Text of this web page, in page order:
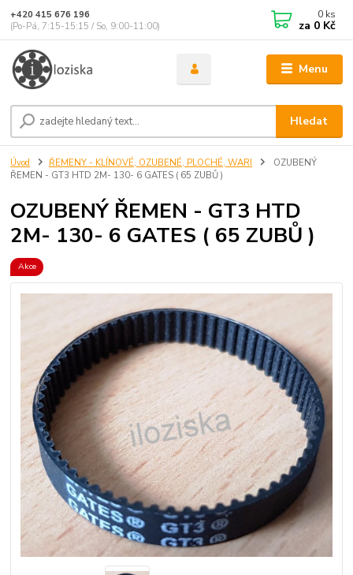
Menu
Hledat
+420 415 676 196
(Po-Pá, 7:15-15:15 / So, 9:00-11:00)
0 ks
za 0 Kč
Úvod ŘEMENY - KLÍNOVÉ, OZUBENÉ, PLOCHÉ, WARI
OZUBENÝ
ŘEMEN - GT3 HTD 2M- 130- 6 GATES ( 65 ZUBŮ )
OZUBENÝ ŘEMEN - GT3 HTD
2M- 130- 6 GATES ( 65 ZUBŮ )
Akce